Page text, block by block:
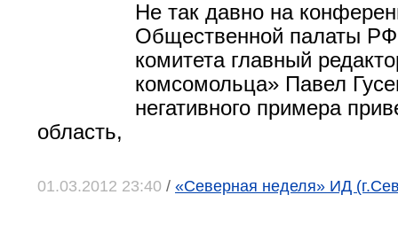
Не так давно на
Общественной палаты РФ
комитета главный
комсомольца» Павел
негативного примера
область,
01.03.2012 23:40 / «Северная неделя» ИД